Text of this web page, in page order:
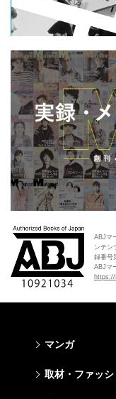
ABJマ
ンテン
録番号
ABJマ
マンガ
取材・ファッシ